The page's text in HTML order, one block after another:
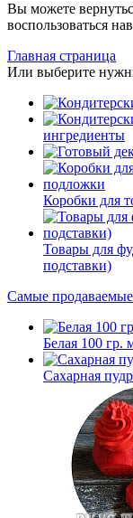
Вы можете
воспользоваться
Главная страница
Или выберите
ингредиенты
Коробки для
Товары для
подставки)
Самые
Белая 100 гр.
Сахарная